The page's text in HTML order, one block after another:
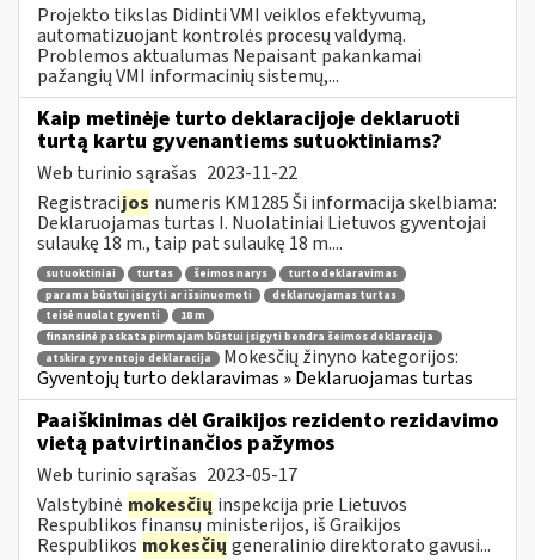
Projekto tikslas Didinti VMI veiklos efektyvumą,
automatizuojant kontrolės procesų valdymą.
Problemos aktualumas Nepaisant pakankamai
pažangių VMI informacinių sistemų,...
Kaip metinėje turto deklaracijoje deklaruoti
turtą kartu gyvenantiems sutuoktiniams?
Web turinio sąrašas 2023-11-22
Registracijos numeris KM1285 Ši informacija skelbiama:
Deklaruojamas turtas I. Nuolatiniai Lietuvos gyventojai
sulaukę 18 m., taip pat sulaukę 18 m....
sutuoktiniai turtas šeimos narys
turto deklaravimas
parama būstui įsigyti ar išsinuomoti
deklaruojamas turtas
teisė nuolat gyventi
18 m
finansinė paskata pirmajam būstui įsigyti bendra šeimos deklaracija
atskira gyventojo deklaracija
Mokesčių žinyno kategorijos:
Gyventojų turto deklaravimas » Deklaruojamas turtas
Paaiškinimas dėl Graikijos rezidento rezidavimo
vietą patvirtinančios pažymos
Web turinio sąrašas 2023-05-17
Valstybinė mokesčių inspekcija prie Lietuvos
Respublikos finansų ministerijos, iš Graikijos
Respublikos mokesčių generalinio direktorato gavusi...